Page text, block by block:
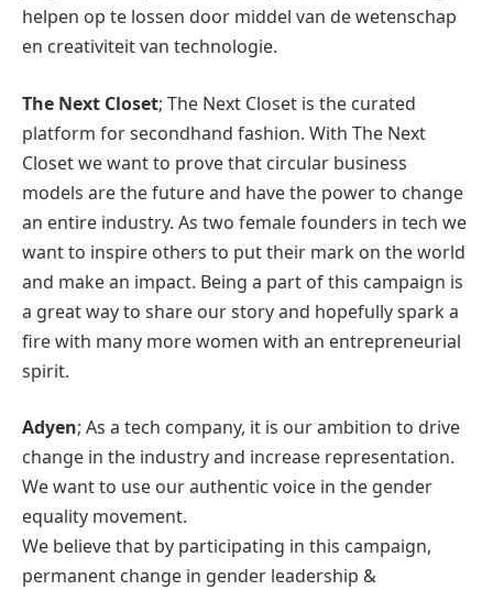
helpen op te lossen door middel van de wetenschap
en creativiteit van technologie.
The Next Closet; The Next Closet is the curated
platform for secondhand fashion. With The Next
Closet we want to prove that circular business
models are the future and have the power to change
an entire industry. As two female founders in tech we
want to inspire others to put their mark on the world
and make an impact. Being a part of this campaign is
a great way to share our story and hopefully spark a
fire with many more women with an entrepreneurial
spirit.
Adyen; As a tech company, it is our ambition to drive
change in the industry and increase representation.
We want to use our authentic voice in the gender
equality movement.
We believe that by participating in this campaign,
permanent change in gender leadership &